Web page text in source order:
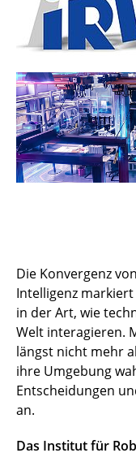
Die Konvergenz
Intelligenz
in der Art, wie
Welt interagieren.
längst nicht mehr
ihre Umgebung
Entscheidungen
an.
Das Institut für